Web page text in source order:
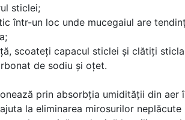
sticlei;
într-un loc unde mucegaiul are
scoateți capacul sticlei și clătiți
de sodiu și oțet.
prin absorbția umidității din aer
la eliminarea mirosurilor neplăcute